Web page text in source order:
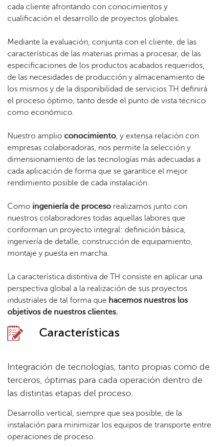
cada cliente afrontando con conocimientos y
cualificación el desarrollo de proyectos globales.
Mediante la evaluación, conjunta con el cliente, de las
características de las materias primas a procesar, de las
especificaciones de los productos acabados requeridos,
de las necesidades de producción y almacenamiento de
los mismos y de la disponibilidad de servicios TH definirá
el proceso óptimo, tanto desde el punto de vista técnico
como económico.
Nuestro amplio conocimiento, y extensa relación con
empresas colaboradoras, nos permite la selección y
dimensionamiento de las tecnologías más adecuadas a
cada aplicación de forma que se garantice el mejor
rendimiento posible de cada instalación.
Como ingeniería de proceso realizamos junto con
nuestros colaboradores todas aquellas labores que
conforman un proyecto integral: definición básica,
ingeniería de detalle, construcción de equipamiento,
montaje y puesta en marcha.
La característica distintiva de TH consiste en aplicar una
perspectiva global a la realización de sus proyectos
industriales de tal forma que hacemos nuestros los
objetivos de nuestros clientes.
Características
Integración de tecnologías, tanto propias como de
terceros, óptimas para cada operación dentro de
las distintas etapas del proceso.
Desarrollo vertical, siempre que sea posible, de la
instalación para minimizar los equipos de transporte entre
operaciones de proceso.